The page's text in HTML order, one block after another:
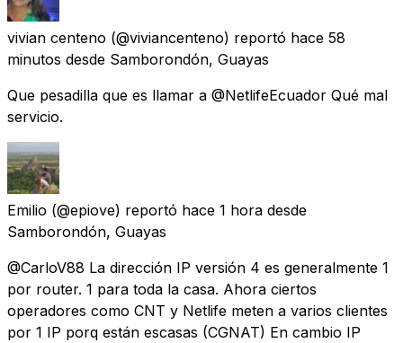
vivian centeno (@viviancenteno) reportó hace 58
minutos desde Samborondón, Guayas
Que pesadilla que es llamar a @NetlifeEcuador Qué mal
servicio.
Emilio (@epiove) reportó hace 1 hora desde
Samborondón, Guayas
@CarloV88 La dirección IP versión 4 es generalmente 1
por router. 1 para toda la casa. Ahora ciertos
operadores como CNT y Netlife meten a varios clientes
por 1 IP porq están escasas (CGNAT) En cambio IP